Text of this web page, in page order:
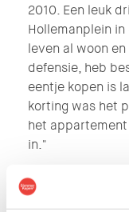
2010. Een leuk
Hollemanplein
leven al woon
defensie, heb
eentje kopen is
korting was het
het
in."
Een fijne tuin